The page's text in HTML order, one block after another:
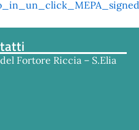
Fortore Riccia – S.Elia